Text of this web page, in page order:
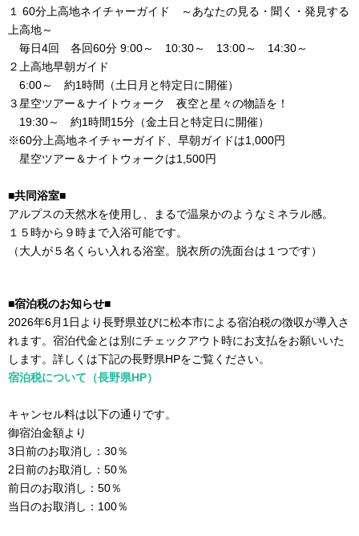
１ 60分上高地ネイチャーガイド ～あなたの見る・聞く・発見する
上高地～
毎日4回 各回60分 9:00～ 10:30～ 13:00～ 14:30～
２上高地早朝ガイド
6:00～ 約1時間（土日月と特定日に開催）
３星空ツアー＆ナイトウォーク 夜空と星々の物語を！
19:30～ 約1時間15分（金土日と特定日に開催）
※60分上高地ネイチャーガイド、早朝ガイドは1,000円
星空ツアー＆ナイトウォークは1,500円
■共同浴室■
アルプスの天然水を使用し、まるで温泉かのようなミネラル感。
１５時から９時まで入浴可能です。
（大人が５名くらい入れる浴室。脱衣所の洗面台は１つです）
■宿泊税のお知らせ■
2026年6月1日より長野県並びに松本市による宿泊税の徴収が導入さ
れます。宿泊代金とは別にチェックアウト時にお支払をお願いいた
します。詳しくは下記の長野県HPをご覧ください。
宿泊税について（長野県HP）
キャンセル料は以下の通りです。
御宿泊金額より
3日前のお取消し：30％
2日前のお取消し：50％
前日のお取消し：50％
当日のお取消し：100％